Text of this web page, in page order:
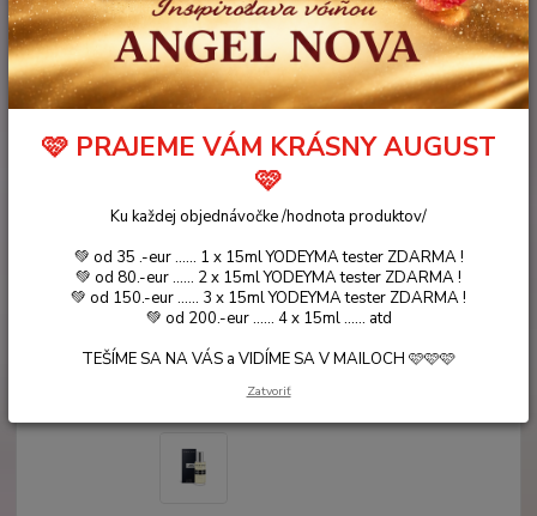
🩷 PRAJEME VÁM KRÁSNY AUGUST
🩷
Ku každej objednávočke /hodnota produktov/
💚 od 35 .-eur ...... 1 x 15ml YODEYMA tester ZDARMA !
💚 od 80.-eur ...... 2 x 15ml YODEYMA tester ZDARMA !
💚 od 150.-eur ...... 3 x 15ml YODEYMA tester ZDARMA !
💚 od 200.-eur ...... 4 x 15ml ...... atd
TEŠÍME SA NA VÁS a VIDÍME SA V MAILOCH 🩷🩷🩷
Zatvoriť